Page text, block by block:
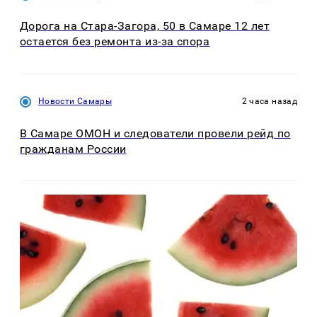
Дорога на Стара-Загора, 50 в Самаре 12 лет
остается без ремонта из-за спора
Новости Самары 2 часа назад
В Самаре ОМОН и следователи провели рейд по
гражданам России